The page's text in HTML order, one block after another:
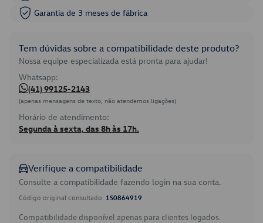
Garantia de 3 meses de fábrica
Tem dúvidas sobre a compatibilidade deste produto?
Nossa equipe especializada está pronta para ajudar!
Whatsapp:
(41) 99125-2143
(apenas mensagens de texto, não atendemos ligações)
Horário de atendimento:
Segunda à sexta, das 8h às 17h.
Verifique a compatibilidade
Consulte a compatibilidade fazendo login na sua conta.
Código original consultado: 1S0864919
Compatibilidade disponível apenas para clientes logados.